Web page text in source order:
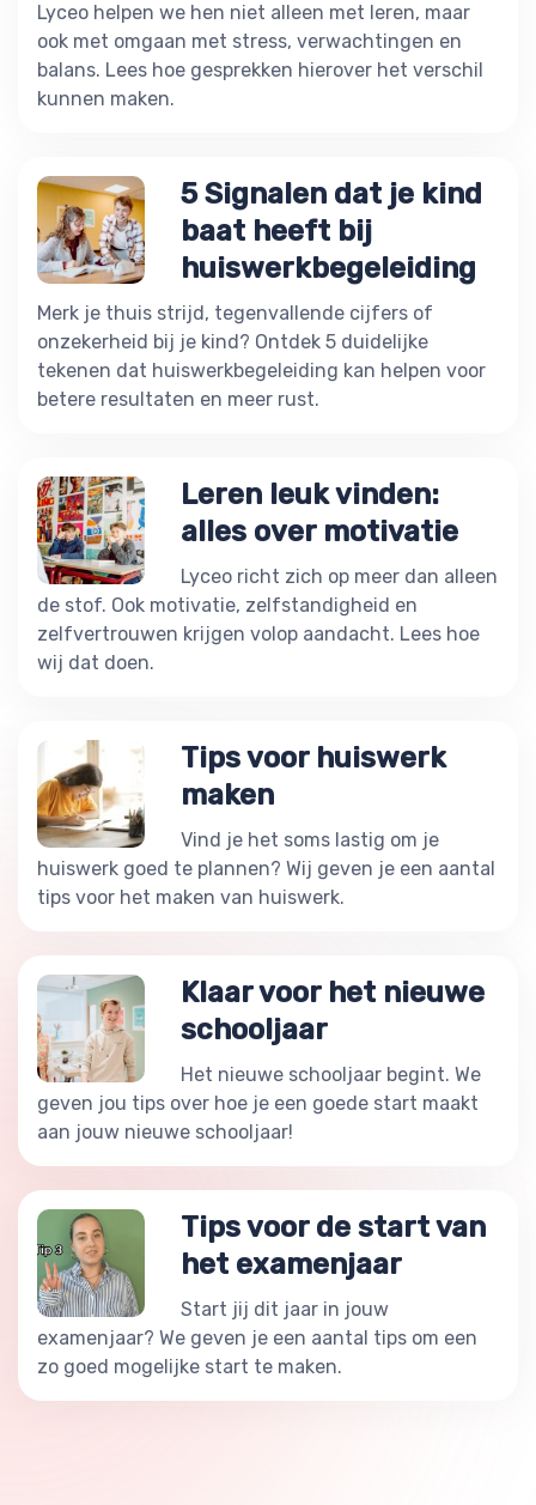
Lyceo helpen we hen niet alleen met leren, maar
ook met omgaan met stress, verwachtingen en
balans. Lees hoe gesprekken hierover het verschil
kunnen maken.
5 Signalen dat je kind
baat heeft bij
huiswerkbegeleiding
Merk je thuis strijd, tegenvallende cijfers of
onzekerheid bij je kind? Ontdek 5 duidelijke
tekenen dat huiswerkbegeleiding kan helpen voor
betere resultaten en meer rust.
Leren leuk vinden:
alles over motivatie
Lyceo richt zich op meer dan alleen
de stof. Ook motivatie, zelfstandigheid en
zelfvertrouwen krijgen volop aandacht. Lees hoe
wij dat doen.
Tips voor huiswerk
maken
Vind je het soms lastig om je
huiswerk goed te plannen? Wij geven je een aantal
tips voor het maken van huiswerk.
Klaar voor het nieuwe
schooljaar
Het nieuwe schooljaar begint. We
geven jou tips over hoe je een goede start maakt
aan jouw nieuwe schooljaar!
Tips voor de start van
het examenjaar
Start jij dit jaar in jouw
examenjaar? We geven je een aantal tips om een
zo goed mogelijke start te maken.